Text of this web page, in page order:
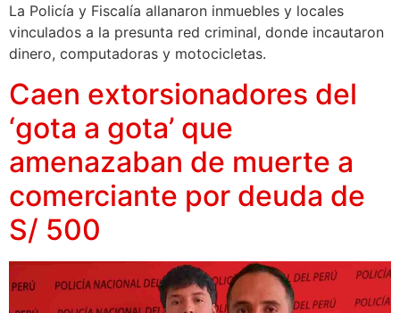
La Policía y Fiscalía allanaron inmuebles y locales
vinculados a la presunta red criminal, donde incautaron
dinero, computadoras y motocicletas.
Caen extorsionadores del
‘gota a gota’ que
amenazaban de muerte a
comerciante por deuda de
S/ 500